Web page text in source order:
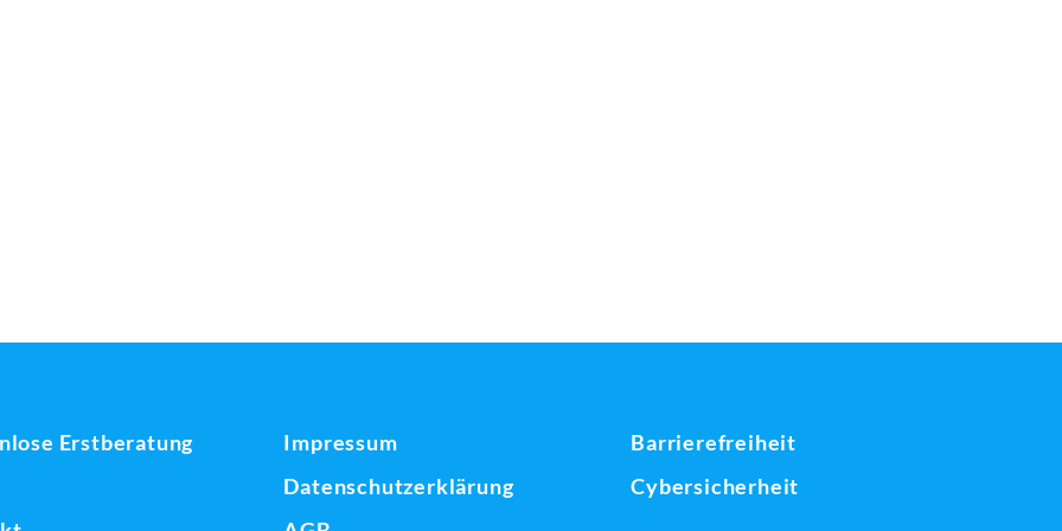
Erstberatung
Impressum
Datenschutzerklärung
Barrierefreiheit
Cybersicherheit